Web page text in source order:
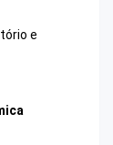
e